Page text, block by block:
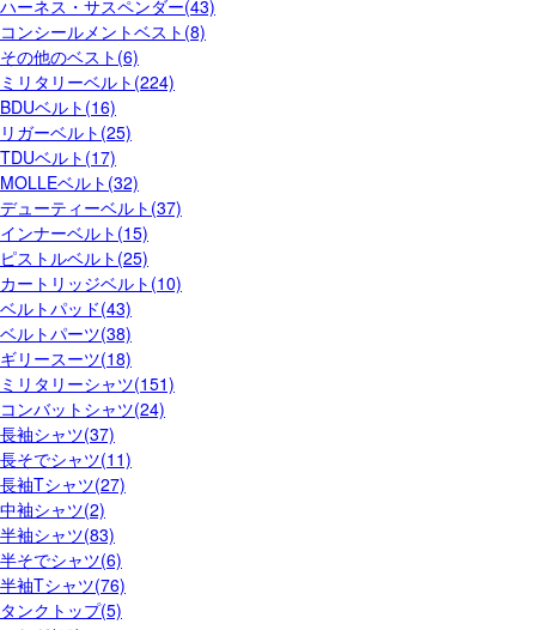
ハーネス・サスペンダー(43)
コンシールメントベスト(8)
その他のベスト(6)
ミリタリーベルト(224)
BDUベルト(16)
リガーベルト(25)
TDUベルト(17)
MOLLEベルト(32)
デューティーベルト(37)
インナーベルト(15)
ピストルベルト(25)
カートリッジベルト(10)
ベルトパッド(43)
ベルトパーツ(38)
ギリースーツ(18)
ミリタリーシャツ(151)
コンバットシャツ(24)
長袖シャツ(37)
長そでシャツ(11)
長袖Tシャツ(27)
中袖シャツ(2)
半袖シャツ(83)
半そでシャツ(6)
半袖Tシャツ(76)
タンクトップ(5)